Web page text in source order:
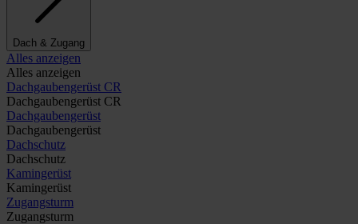
Dach & Zugang
Alles anzeigen
Alles anzeigen
Dachgaubengerüst CR
Dachgaubengerüst CR
Dachgaubengerüst
Dachgaubengerüst
Dachschutz
Dachschutz
Kamingerüst
Kamingerüst
Zugangsturm
Zugangsturm